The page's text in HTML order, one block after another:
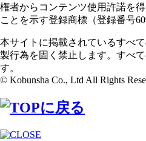
権者からコンテンツ使用許諾を
ことを示す登録商標（登録番号
本サイトに掲載されているすべ
製行為を固く禁止します。すべ
す。
© Kobunsha Co., Ltd All Rights